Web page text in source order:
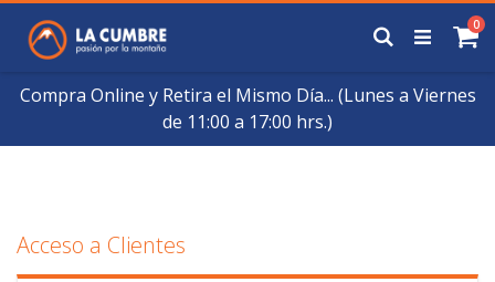
Compra Online y Retira el Mismo Día... (Lunes a Viernes
de 11:00 a 17:00 hrs.)
Contenido
0
Buscar
Acceso a Clientes